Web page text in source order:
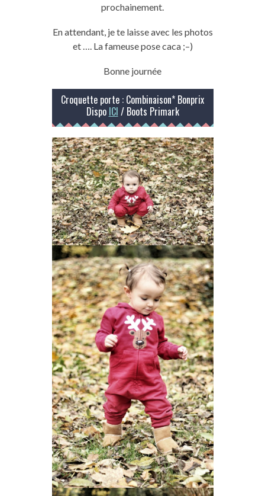
prochainement.
En attendant, je te laisse avec les photos
et ….La fameuse pose caca ;–)
Bonne journée
Croquette porte : Combinaison* Bonprix
Dispo ICI / Boots Primark